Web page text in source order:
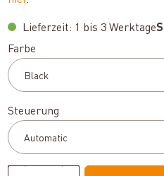
Lieferzeit: 1 bis 3 Werktage
Farbe
Steuerung